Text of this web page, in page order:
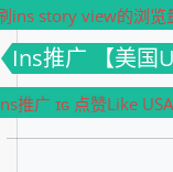
ins story view的浏览
Ins推广 【美国
推广 ɪɢ 点赞Like USA